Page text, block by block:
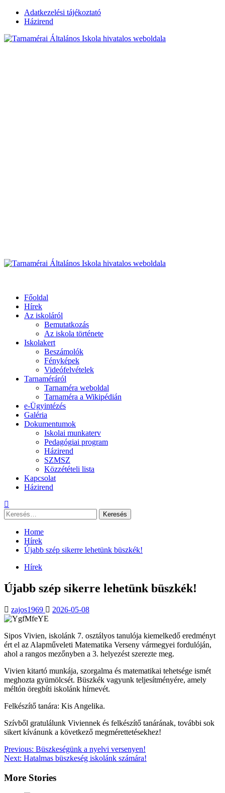
Skip
Adatkezelési tájékoztató
Házirend
Primary
Főoldal
Hírek
Az iskoláról
Bemutatkozás
Az iskola története
Iskolakert
Beszámolók
Fényképek
Videófelvételek
Tarnaméráról
Tarnaméra weboldal
Tarnaméra a Wikipédián
e-Ügyintézés
Galéria
Dokumentumok
Iskolai munkaterv
Pedagógiai program
Házirend
SZMSZ
Közzétételi lista
Kapcsolat
Házirend
Keresés:
Home
Hírek
Újabb szép sikerre lehetünk büszkék!
Hírek
Újabb szép sikerre lehetünk büszkék!
zajos1969 2026-05-08
Sipos Vivien, iskolánk 7. osztályos tanulója kiemelkedő eredményt
ért el az Alapműveleti Matematika Verseny vármegyei fordulóján,
ahol a rangos mezőnyben a 3. helyezést szerezte meg.
Vivien kitartó munkája, szorgalma és matematikai tehetsége ismét
meghozta gyümölcsét. Büszkék vagyunk teljesítményére, amely
méltón öregbíti iskolánk hírnevét.
Felkészítő tanára: Kis Angelika.
Szívből gratulálunk Viviennek és felkészítő tanárának, további sok
sikert kívánunk a következő megmérettetésekhez!
Post
navigation
Previous: Büszkeségünk a nyelvi versenyen!
Next: Hatalmas büszkeség iskolánk számára!
More Stories